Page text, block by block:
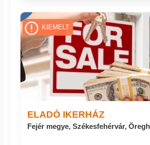
ELADÓ IKERHÁZ
Fejér megye, Székesfehérvár,
KIEMELT